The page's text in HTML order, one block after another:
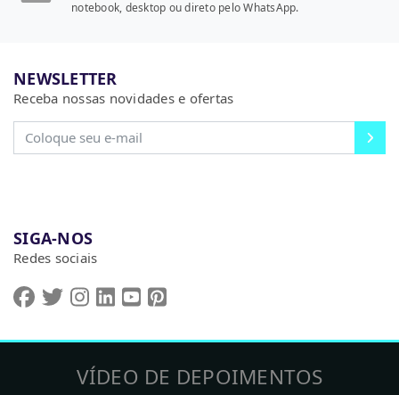
notebook, desktop ou direto pelo WhatsApp.
NEWSLETTER
Receba nossas novidades e ofertas
SIGA-NOS
Redes sociais
VÍDEO DE DEPOIMENTOS